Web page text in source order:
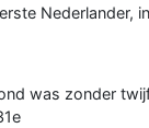
Nederlander,
was zonder